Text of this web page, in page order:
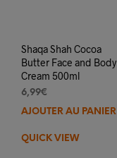
Shaqa Shah Cocoa
Butter Face and Body
Cream 500ml
6,99€
AJOUTER AU PANIER
QUICK VIEW